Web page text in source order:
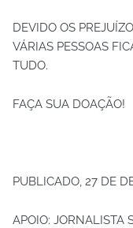
DEVIDO OS
VÁRIAS PESSOAS
TUDO.
FAÇA SUA DOAÇÃO!
PUBLICADO, 27 DE
APOIO: JORNALISTA